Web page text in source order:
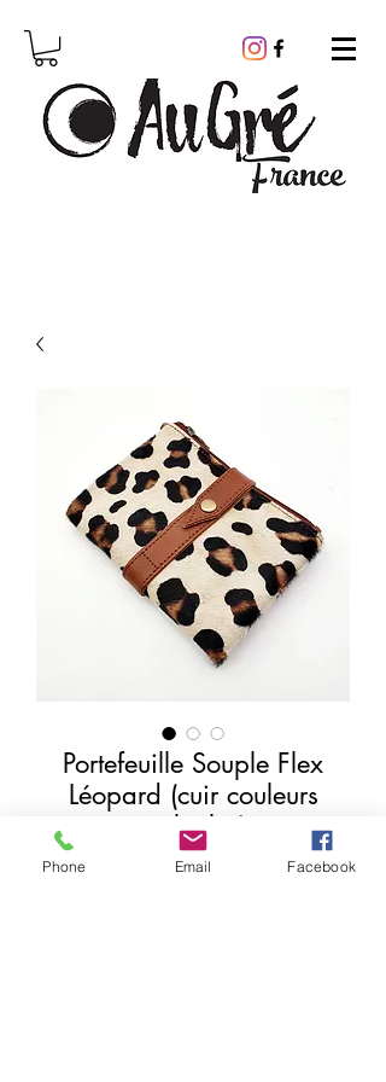
Portefeuille Souple Flex
Léopard (cuir couleurs
multiples)
17,00 € Precio
Phone Email Facebook